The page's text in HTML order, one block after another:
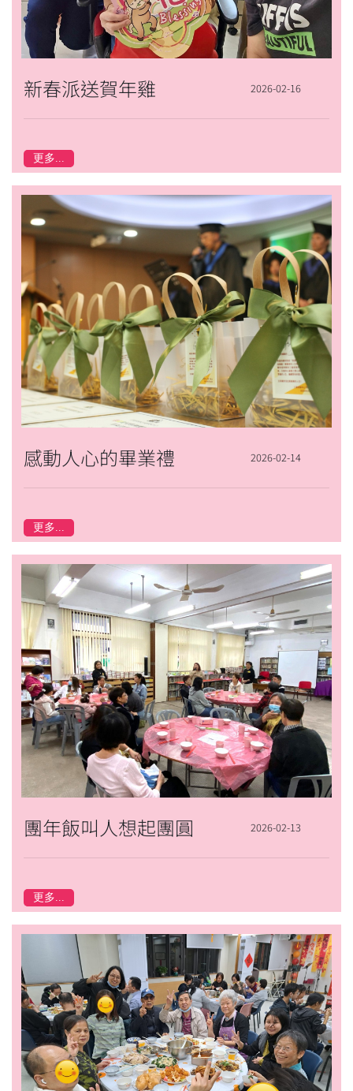
新春派送賀年雞 2026-02-16
更多...
感動人心的畢業禮 2026-02-14
更多...
團年飯叫人想起團圓 2026-02-13
更多...